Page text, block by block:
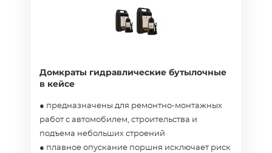
Домкраты гидравлические бутылочные
в кейсе
● предназначены для ремонтно-монтажных
работ с автомобилем, строительства и
подъема небольших строений
● плавное опускание поршня исключает риск